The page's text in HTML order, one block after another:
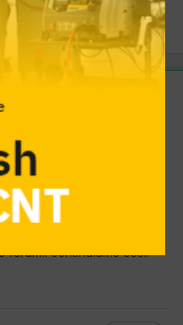
di presenza di
più di 1000
forum.. continuiamo così!